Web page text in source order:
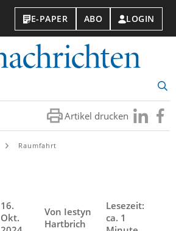
E-PAPER ABO LOGIN
Artikel drucken Besuchen
Sie
Sie
Raumfahrt
16.
Okt.
Von Iestyn
Hartbrich
Lesezeit:
ca. 1